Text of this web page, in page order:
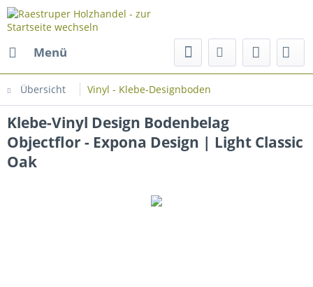
Menü
Übersicht Vinyl - Klebe-Designboden
Klebe-Vinyl Design Bodenbelag
Objectflor - Expona Design | Light Classic
Oak